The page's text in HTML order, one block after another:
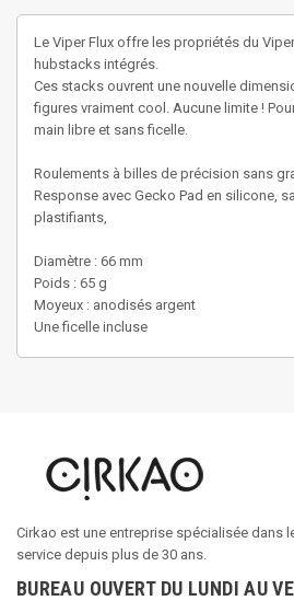
Le Viper Flux offre les propriétés du
hubstacks intégrés.
Ces stacks ouvrent une nouvelle
figures vraiment cool. Aucune limite !
main libre et sans ficelle.
Roulements à billes de précision sans
Response avec Gecko Pad en silicone,
plastifiants,
Diamètre : 66 mm
Poids : 65 g
Moyeux : anodisés argent
Une ficelle incluse
Cirkao est une entreprise spécialisée dans
service depuis plus de 30 ans.
BUREAU OUVERT DU LUNDI AU